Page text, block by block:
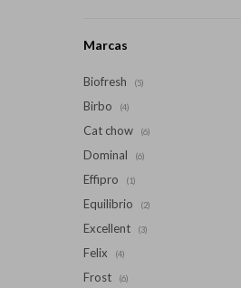
Marcas
Biofresh (5)
Birbo (4)
Cat chow (6)
Dominal (6)
Effipro (1)
Equilibrio (2)
Excellent (3)
Felix (4)
Frost (6)